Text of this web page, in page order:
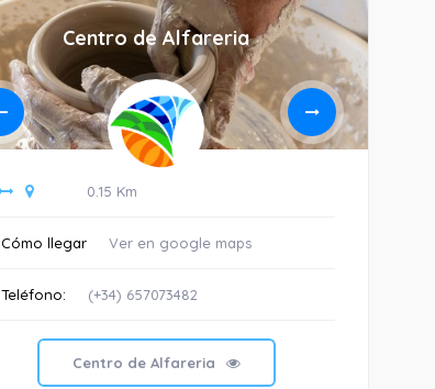
Centro de Alfareria
0.15 Km
Cómo llegar Ver en google maps
Teléfono: (+34) 657073482
Centro de Alfareria